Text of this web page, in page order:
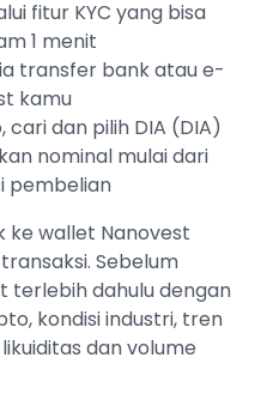
fitur KYC yang bisa
1 menit
transfer bank atau e-
kamu
dan pilih DIA (DIA)
nominal mulai dari
pembelian
ke wallet Nanovest
Sebelum
terlebih dahulu dengan
kondisi industri, tren
dan volume